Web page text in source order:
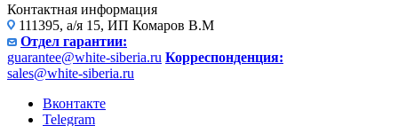
Контактная информация
111395, а/я 15, ИП Комаров В.М
Отдел гарантии:
guarantee@white-siberia.ru Корреспонденция:
sales@white-siberia.ru
Вконтакте
Telegram